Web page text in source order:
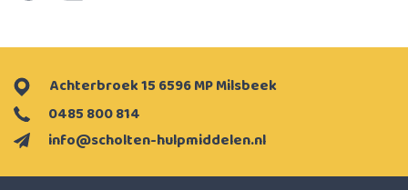
info@scholten-hulpmiddelen.nl
0485 800 814
Achterbroek 15 6596 MP Milsbeek